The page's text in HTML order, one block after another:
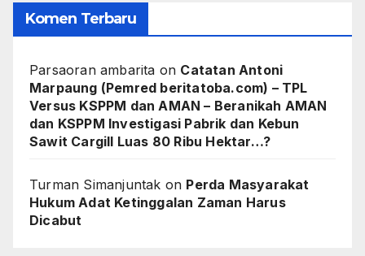
Komen Terbaru
Parsaoran ambarita on Catatan Antoni
Marpaung (Pemred beritatoba.com) – TPL
Versus KSPPM dan AMAN – Beranikah AMAN
dan KSPPM Investigasi Pabrik dan Kebun
Sawit Cargill Luas 80 Ribu Hektar…?
Turman Simanjuntak on Perda Masyarakat
Hukum Adat Ketinggalan Zaman Harus
Dicabut